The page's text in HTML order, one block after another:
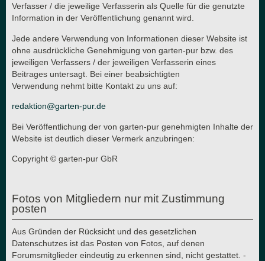
Verfasser / die jeweilige Verfasserin als Quelle für die genutzte
Information in der Veröffentlichung genannt wird.
Jede andere Verwendung von Informationen dieser Website ist
ohne ausdrückliche Genehmigung von garten-pur bzw. des
jeweiligen Verfassers / der jeweiligen Verfasserin eines
Beitrages untersagt. Bei einer beabsichtigten
Verwendung nehmt bitte Kontakt zu uns auf:
redaktion@garten-pur.de
Bei Veröffentlichung der von garten-pur genehmigten Inhalte der
Website ist deutlich dieser Vermerk anzubringen:
Copyright © garten-pur GbR
Fotos von Mitgliedern nur mit Zustimmung
posten
Aus Gründen der Rücksicht und des gesetzlichen
Datenschutzes ist das Posten von Fotos, auf denen
Forumsmitglieder eindeutig zu erkennen sind, nicht gestattet. -